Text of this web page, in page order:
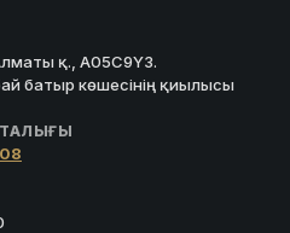
қ., A05C9Y3.
батыр көшесінің қиылысы